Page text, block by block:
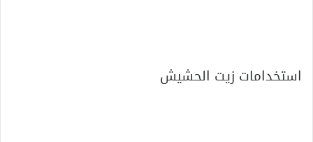
استخدامات زيت الحشيش